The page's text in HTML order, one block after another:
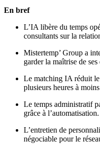
En bref
L’IA libère du temps
consultants sur la
Mistertemp’ Group a
garder la maîtrise de ses
Le matching IA réduit le
plusieurs heures à
Le temps administratif
grâce à l’automatisation.
L’entretien de
négociable pour le